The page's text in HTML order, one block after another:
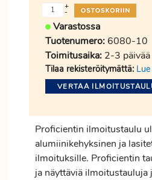
-
+
Varastossa
Tuotenumero: 6080-10
Toimitusaika: 2-3 päivää
Tilaa rekisteröitymättä:
VERTAA
Proficientin ilmoitustaulu
alumiinikehyksinen ja
ilmoituksille. Proficientin
ja näyttäviä